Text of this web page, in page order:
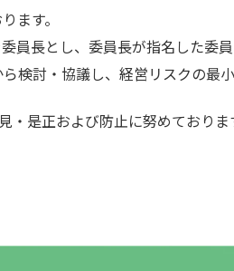
ます。
長とし、委員長が指名した委
検討・協議し、経営リスクの最
是正および防止に努めておりま